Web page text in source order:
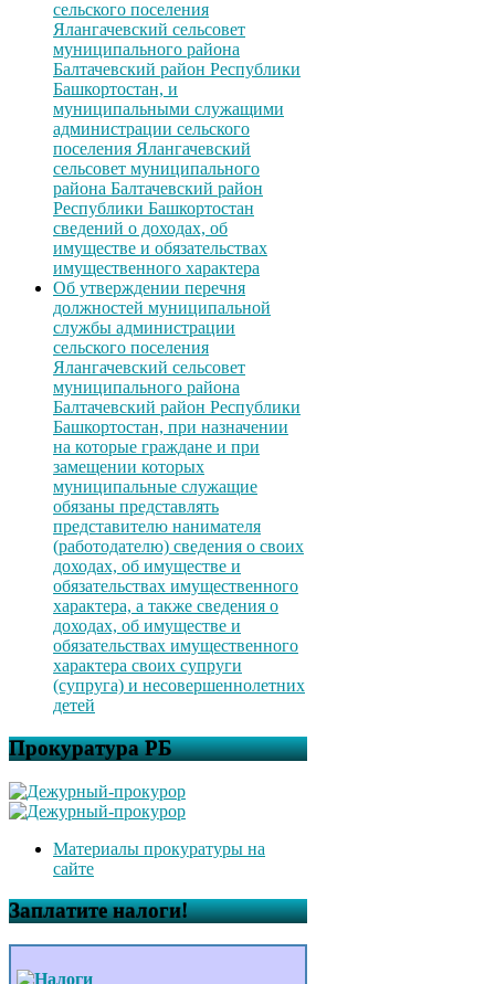
сельского поселения
Ялангачевский сельсовет
муниципального района
Балтачевский район Республики
Башкортостан, и
муниципальными служащими
администрации сельского
поселения Ялангачевский
сельсовет муниципального
района Балтачевский район
Республики Башкортостан
сведений о доходах, об
имуществе и обязательствах
имущественного характера
Об утверждении перечня
должностей муниципальной
службы администрации
сельского поселения
Ялангачевский сельсовет
муниципального района
Балтачевский район Республики
Башкортостан, при назначении
на которые граждане и при
замещении которых
муниципальные служащие
обязаны представлять
представителю нанимателя
(работодателю) сведения о своих
доходах, об имуществе и
обязательствах имущественного
характера, а также сведения о
доходах, об имуществе и
обязательствах имущественного
характера своих супруги
(супруга) и несовершеннолетних
детей
Прокуратура РБ
Материалы прокуратуры на
сайте
Заплатите налоги!